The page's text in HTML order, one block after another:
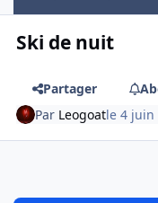
Ski de nuit
Partager
Par Leogoatle 4 juin